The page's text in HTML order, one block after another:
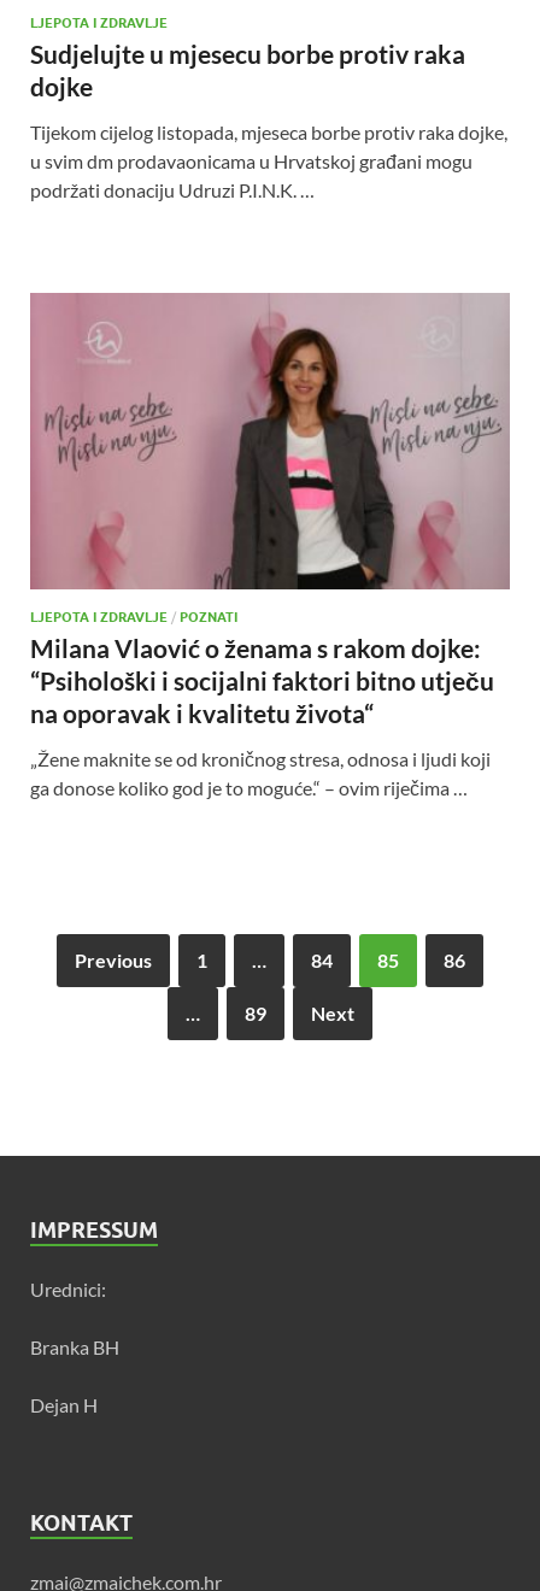
LJEPOTA I ZDRAVLJE
Sudjelujte u mjesecu borbe protiv raka
dojke
Tijekom cijelog listopada, mjeseca borbe protiv raka dojke,
u svim dm prodavaonicama u Hrvatskoj građani mogu
podržati donaciju Udruzi P.I.N.K. …
LJEPOTA I ZDRAVLJE / POZNATI
Milana Vlaović o ženama s rakom dojke:
“Psihološki i socijalni faktori bitno utječu
na oporavak i kvalitetu života“
„Žene maknite se od kroničnog stresa, odnosa i ljudi koji
ga donose koliko god je to moguće.“ – ovim riječima …
Previous 1 … 84 85 86
… 89 Next
IMPRESSUM
Urednici:
Branka BH
Dejan H
KONTAKT
zmai@zmaichek.com.hr